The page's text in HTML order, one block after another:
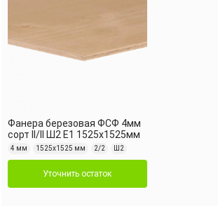
Фанера березовая ФСФ 4мм
сорт II/II Ш2 Е1 1525х1525мм
4 мм 1525х1525 мм 2/2 Ш2
Уточнить остаток